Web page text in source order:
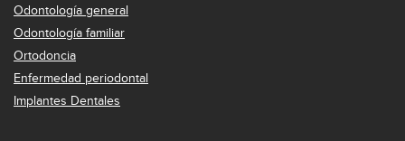
Odontología general
Odontología familiar
Ortodoncia
Enfermedad periodontal
Implantes Dentales